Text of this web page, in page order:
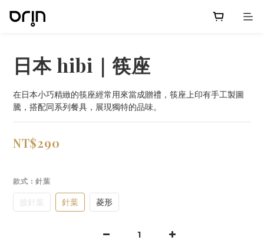
日本 hibi｜筷座
在日本小巧精緻的筷座經常用來當成贈禮，筷座上印有手工製圖
騰，搭配同系列餐具，展現獨特的品味。
NT$290
款式 : 針葉
披針葉 針葉 菱形